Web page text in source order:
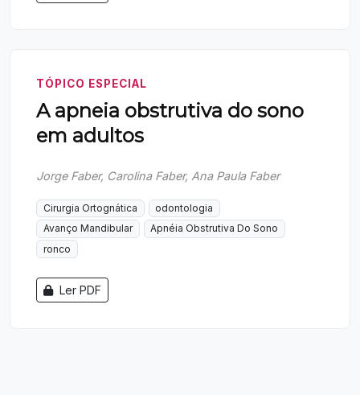
TÓPICO ESPECIAL
A apneia obstrutiva do sono
em adultos
Jorge Faber, Carolina Faber, Ana Paula Faber
Cirurgia Ortognática
odontologia
Avanço Mandibular
Apnéia Obstrutiva Do Sono
ronco
Ler PDF